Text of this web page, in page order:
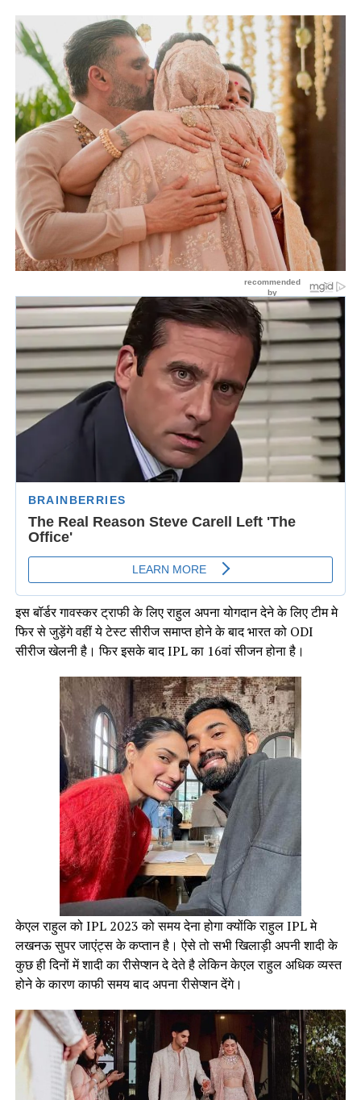
इस बॉर्डर गावस्कर ट्राफी के लिए राहुल अपना योगदान देने के लिए टीम मे
फिर से जुड़ेंगे वहीं ये टेस्ट सीरीज समाप्त होने के बाद भारत को ODI
सीरीज खेलनी है। फिर इसके बाद IPL का 16वां सीजन होना है।
केएल राहुल को IPL 2023 को समय देना होगा क्योंकि राहुल IPL मे
लखनऊ सुपर जाएंट्स के कप्तान है। ऐसे तो सभी खिलाड़ी अपनी शादी के
कुछ ही दिनों में शादी का रीसेप्शन दे देते है लेकिन केएल राहुल अधिक व्यस्त
होने के कारण काफी समय बाद अपना रीसेप्शन देंगे।